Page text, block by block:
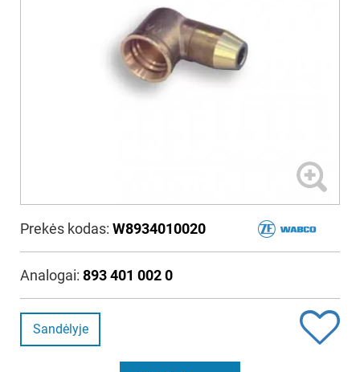
Prekės kodas: W8934010020
Analogai: 893 401 002 0
Sandėlyje